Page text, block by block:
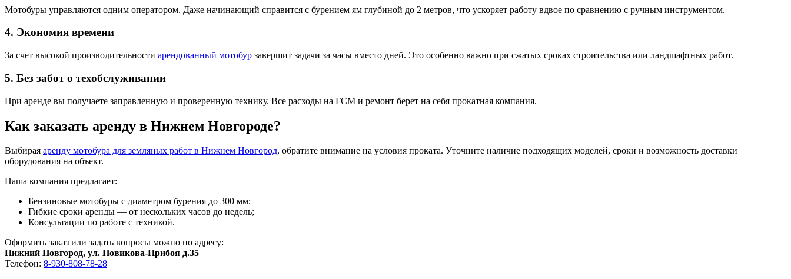
Мотобуры управляются одним оператором. Даже начинающий справится с бурением ям глубиной до 2 метров, что ускоряет работу вдвое по сравнению с ручным инструментом.
4. Экономия времени
За счет высокой производительности арендованный мотобур завершит задачи за часы вместо дней. Это особенно важно при сжатых сроках строительства или ландшафтных работ.
5. Без забот о техобслуживании
При аренде вы получаете заправленную и проверенную технику. Все расходы на ГСМ и ремонт берет на себя прокатная компания.
Как заказать аренду в Нижнем Новгороде?
Выбирая аренду мотобура для земляных работ в Нижнем Новгород, обратите внимание на условия проката. Уточните наличие подходящих моделей, сроки и возможность доставки
оборудования на объект.
Наша компания предлагает:
Бензиновые мотобуры с диаметром бурения до 300 мм;
Гибкие сроки аренды — от нескольких часов до недель;
Консультации по работе с техникой.
Оформить заказ или задать вопросы можно по адресу:
Нижний Новгород, ул. Новикова-Прибоя д.35
Телефон: 8-930-808-78-28